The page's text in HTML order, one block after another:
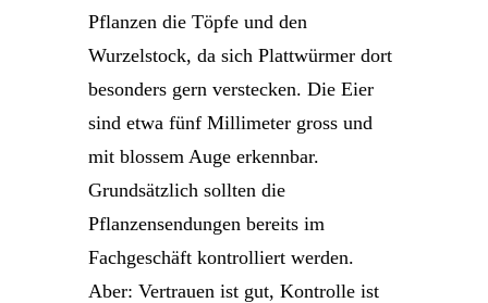
Pflanzen die Töpfe und den
Wurzelstock, da sich Plattwürmer dort
besonders gern verstecken. Die Eier
sind etwa fünf Millimeter gross und
mit blossem Auge erkennbar.
Grundsätzlich sollten die
Pflanzensendungen bereits im
Fachgeschäft kontrolliert werden.
Aber: Vertrauen ist gut, Kontrolle ist